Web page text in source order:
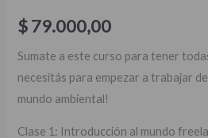
$79.000,00
Sumate a este curso para tener
necesitás para empezar a trabajar
mundo ambiental!
Clase 1: Introducción al mundo